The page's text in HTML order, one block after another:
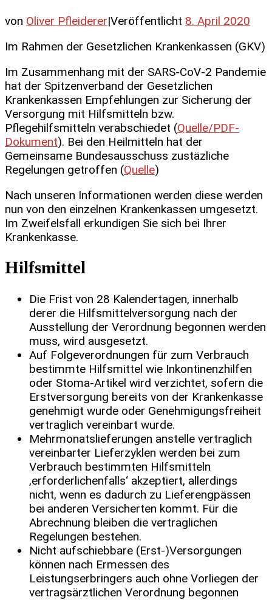
von Oliver Pfleiderer|Veröffentlicht 8. April 2020
Im Rahmen der Gesetzlichen Krankenkassen (GKV)
Im Zusammenhang mit der SARS-CoV-2 Pandemie
hat der Spitzenverband der Gesetzlichen
Krankenkassen Empfehlungen zur Sicherung der
Versorgung mit Hilfsmitteln bzw.
Pflegehilfsmitteln verabschiedet (Quelle/PDF-
Dokument). Bei den Heilmitteln hat der
Gemeinsame Bundesausschuss zustäzliche
Regelungen getroffen (Quelle)
Nach unseren Informationen werden diese werden
nun von den einzelnen Krankenkassen umgesetzt.
Im Zweifelsfall erkundigen Sie sich bei Ihrer
Krankenkasse.
Hilfsmittel
Die Frist von 28 Kalendertagen, innerhalb
derer die Hilfsmittelversorgung nach der
Ausstellung der Verordnung begonnen werden
muss, wird ausgesetzt.
Auf Folgeverordnungen für zum Verbrauch
bestimmte Hilfsmittel wie Inkontinenzhilfen
oder Stoma-Artikel wird verzichtet, sofern die
Erstversorgung bereits von der Krankenkasse
genehmigt wurde oder Genehmigungsfreiheit
vertraglich vereinbart wurde.
Mehrmonatslieferungen anstelle vertraglich
vereinbarter Lieferzyklen werden bei zum
Verbrauch bestimmten Hilfsmitteln
‚erforderlichenfalls‘ akzeptiert, allerdings
nicht, wenn es dadurch zu Lieferengpässen
bei anderen Versicherten kommt. Für die
Abrechnung bleiben die vertraglichen
Regelungen bestehen.
Nicht aufschiebbare (Erst-)Versorgungen
können nach Ermessen des
Leistungserbringers auch ohne Vorliegen der
vertragsärztlichen Verordnung begonnen